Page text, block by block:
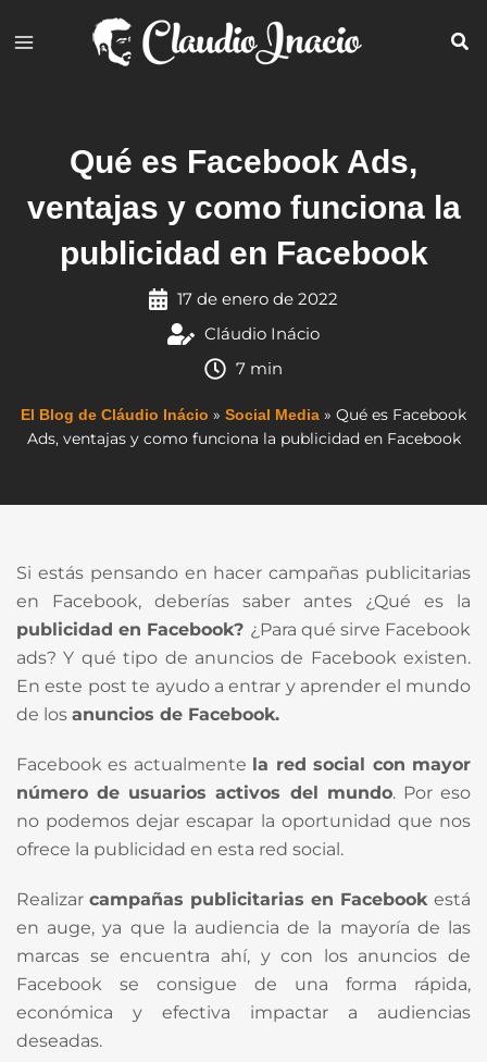
Qué es Facebook Ads,
ventajas y como funciona la
publicidad en Facebook
17 de enero de 2022
Cláudio Inácio
7 min
El Blog de Cláudio Inácio » Social Media » Qué es Facebook
Ads, ventajas y como funciona la publicidad en Facebook
Si estás pensando en hacer campañas publicitarias
en Facebook, deberías saber antes ¿Qué es la
publicidad en Facebook? ¿Para qué sirve Facebook
ads? Y qué tipo de anuncios de Facebook existen.
En este post te ayudo a entrar y aprender el mundo
de los anuncios de Facebook.
Facebook es actualmente la red social con mayor
número de usuarios activos del mundo. Por eso
no podemos dejar escapar la oportunidad que nos
ofrece la publicidad en esta red social.
Realizar campañas publicitarias en Facebook está
en auge, ya que la audiencia de la mayoría de las
marcas se encuentra ahí, y con los anuncios de
Facebook se consigue de una forma rápida,
económica y efectiva impactar a audiencias
deseadas.